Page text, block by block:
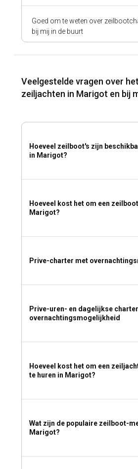
Goed om te weten over
bij mij in de buurt
Veelgestelde vragen over
zeiljachten in Marigot en bij
Hoeveel zeilboot's zijn
in Marigot?
Hoeveel kost het om een
Marigot?
Prive-charter met
Prive-uren- en dagelijkse
overnachtingsmogelijkheid
Hoeveel kost het om een
te huren in Marigot?
Wat zijn de populaire zeilboot-
Marigot?